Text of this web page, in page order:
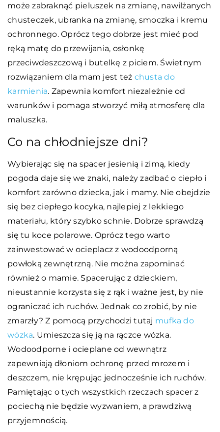
może zabraknąć pieluszek na zmianę, nawilżanych
chusteczek, ubranka na zmianę, smoczka i kremu
ochronnego. Oprócz tego dobrze jest mieć pod
ręką matę do przewijania, osłonkę
przeciwdeszczową i butelkę z piciem. Świetnym
rozwiązaniem dla mam jest też chusta do
karmienia. Zapewnia komfort niezależnie od
warunków i pomaga stworzyć miłą atmosferę dla
maluszka.
Co na chłodniejsze dni?
Wybierając się na spacer jesienią i zimą, kiedy
pogoda daje się we znaki, należy zadbać o ciepło i
komfort zarówno dziecka, jak i mamy. Nie obejdzie
się bez ciepłego kocyka, najlepiej z lekkiego
materiału, który szybko schnie. Dobrze sprawdzą
się tu koce polarowe. Oprócz tego warto
zainwestować w ocieplacz z wodoodporną
powłoką zewnętrzną. Nie można zapominać
również o mamie. Spacerując z dzieckiem,
nieustannie korzysta się z rąk i ważne jest, by nie
ograniczać ich ruchów. Jednak co zrobić, by nie
zmarzły? Z pomocą przychodzi tutaj mufka do
wózka. Umieszcza się ją na rączce wózka.
Wodoodporne i ocieplane od wewnątrz
zapewniają dłoniom ochronę przed mrozem i
deszczem, nie krępując jednocześnie ich ruchów.
Pamiętając o tych wszystkich rzeczach spacer z
pociechą nie będzie wyzwaniem, a prawdziwą
przyjemnością.